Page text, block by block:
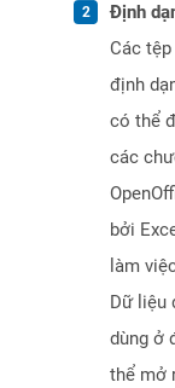
Định
Các
định
có thể
các
bởi
làm
Dữ liệu
dùng ở
thể mở